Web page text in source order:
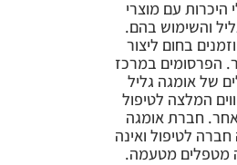
היכרות עם מוצרי
והשימוש בהם.
בחום ליצור
הפרסומים במרכז
של אומגה גליל
המלצה לטיפול
חברת אומגה
חברה לטיפול ואינה
מטפלים מטעמה.